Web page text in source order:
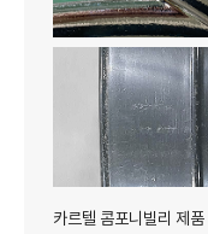
카르텔 콤포니빌리 제